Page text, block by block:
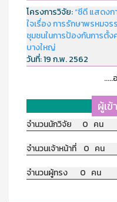
โครงการวิจัย:“ซีดี แสดงก
ใจเรื่อง การรักษาพรหมจ
ชุมชนในการป้องกันการตั้ง
บางใหญ่
วันที่:19 ก.พ. 2562
ผู้เข้
จำนวนนักวิจัย 0 คน
จำนวนเจ้าหน้าที่ 0 คน
จำนวนผู้ทรง 0 คน